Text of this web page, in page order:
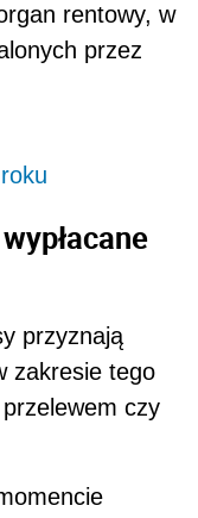
rentowy, w
przez
przyznają
zakresie tego
czy